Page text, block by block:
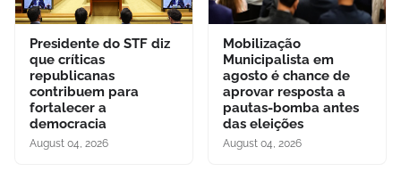
Presidente do STF diz
que críticas
republicanas
contribuem para
fortalecer a
democracia
August 04, 2026
Mobilização
Municipalista em
agosto é chance de
aprovar resposta a
pautas-bomba antes
das eleições
August 04, 2026